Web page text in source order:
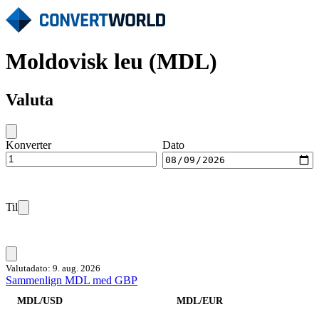
Moldovisk leu (MDL)
Valuta
Konverter Dato
Til
Valutadato: 9. aug. 2026
Sammenlign MDL med GBP
MDL/USD MDL/EUR